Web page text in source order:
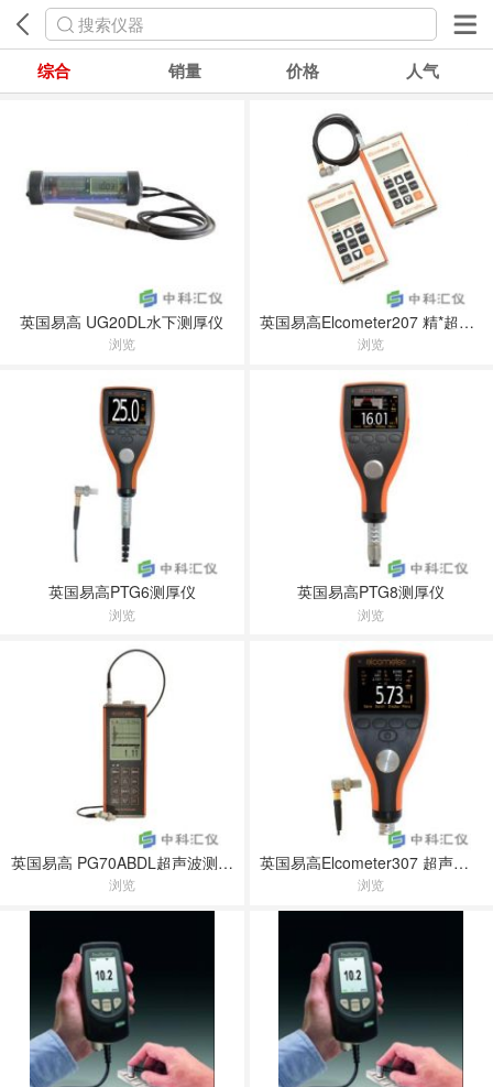
搜索仪器
综合 销量 价格 人气
英国易高 UG20DL水下测厚仪
浏览
英国易高Elcometer207 精*超声波测厚仪
浏览
英国易高PTG6测厚仪
浏览
英国易高PTG8测厚仪
浏览
英国易高 PG70ABDL超声波测厚仪
浏览
英国易高Elcometer307 超声波测厚仪
浏览